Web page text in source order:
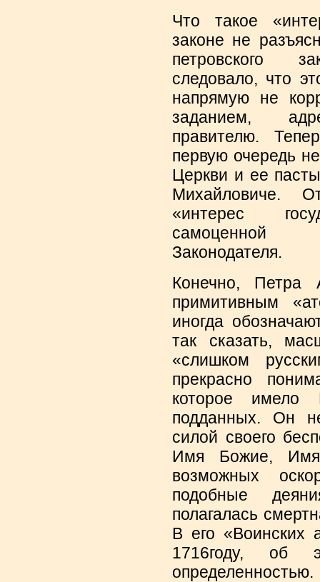
Что такое
законе не
петровского
следовало, что
напрямую не
заданием,
правителю.
первую очередь
Церкви и ее
Михайловиче.
«интерес
самоценной
Законодателя.
Конечно, Петра
примитивным
иногда
так сказать,
«слишком
прекрасно
которое имело
подданных. Он
силой своего
Имя Божие, Имя
возможных
подобные
полагалась
В его «Воинских
1716году, об
определенностью.